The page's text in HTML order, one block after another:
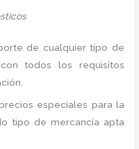
de cualquier tipo de
todos los requisitos
especiales para la
tipo de mercancía apta